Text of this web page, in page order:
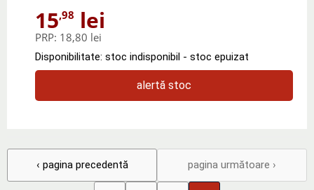
15,98 lei
PRP: 18,80 lei
Disponibilitate: stoc indisponibil - stoc epuizat
alertă stoc
‹ pagina precedentă pagina următoare ›